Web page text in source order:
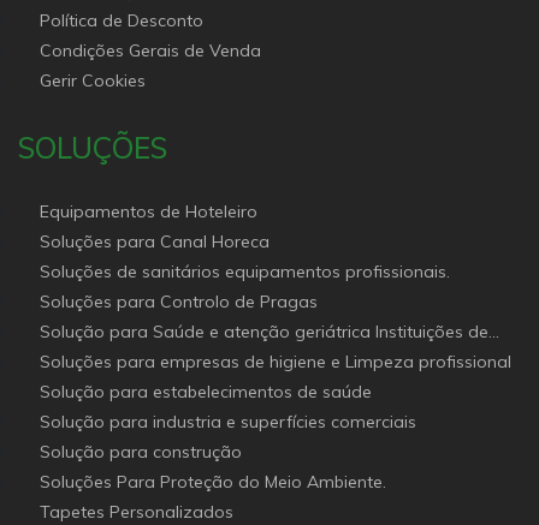
Política de Desconto
Condições Gerais de Venda
Gerir Cookies
SOLUÇÕES
Equipamentos de Hoteleiro
Soluções para Canal Horeca
Soluções de sanitários equipamentos profissionais.
Soluções para Controlo de Pragas
Solução para Saúde e atenção geriátrica Instituições de
Apoio Social
Soluções para empresas de higiene e Limpeza profissional
Solução para estabelecimentos de saúde
Solução para industria e superfícies comerciais
Solução para construção
Soluções Para Proteção do Meio Ambiente.
Tapetes Personalizados